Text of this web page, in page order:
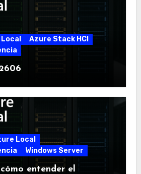
Azure Stack HCI
Local
Windows Server
entender el